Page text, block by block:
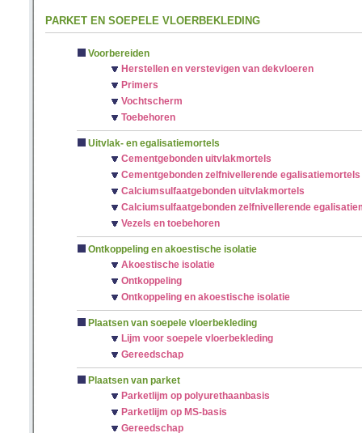
PARKET EN SOEPELE VLOERBEKLEDING
Voorbereiden
Herstellen en verstevigen van dekvloeren
Primers
Vochtscherm
Toebehoren
Uitvlak- en egalisatiemortels
Cementgebonden uitvlakmortels
Cementgebonden zelfnivellerende egalisatiemortels
Calciumsulfaatgebonden uitvlakmortels
Calciumsulfaatgebonden zelfnivellerende
Vezels en toebehoren
Ontkoppeling en akoestische isolatie
Akoestische isolatie
Ontkoppeling
Ontkoppeling en akoestische isolatie
Plaatsen van soepele vloerbekleding
Lijm voor soepele vloerbekleding
Gereedschap
Plaatsen van parket
Parketlijm op polyurethaanbasis
Parketlijm op MS-basis
Gereedschap